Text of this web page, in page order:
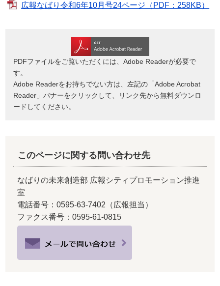
広報なばり令和6年10月号24ページ（PDF：258KB）
PDFファイルをご覧いただくには、Adobe Readerが必要で
す。
Adobe Readerをお持ちでない方は、左記の「Adobe Acrobat
Reader」バナーをクリックして、リンク先から無料ダウンロ
ードしてください。
このページに関する問い合わせ先
なばりの未来創造部 広報シティプロモーション推進
室
電話番号：0595-63-7402（広報担当）
ファクス番号：0595-61-0815